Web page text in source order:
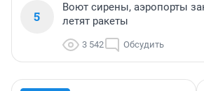
5
Воют сирены, аэропорты
летят ракеты
3 542 Обсудить